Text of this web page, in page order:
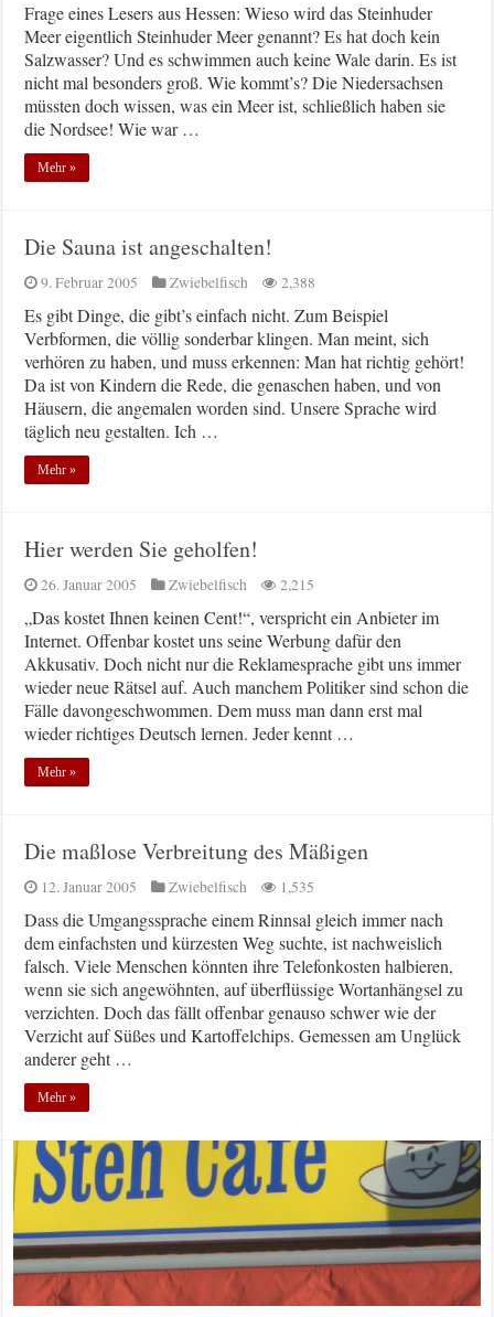
Frage eines Lesers aus Hessen: Wieso wird das Steinhuder
Meer eigentlich Steinhuder Meer genannt? Es hat doch kein
Salzwasser? Und es schwimmen auch keine Wale darin. Es ist
nicht mal besonders groß. Wie kommt’s? Die Niedersachsen
müssten doch wissen, was ein Meer ist, schließlich haben sie
die Nordsee! Wie war …
Mehr »
Die Sauna ist angeschalten!
9. Februar 2005 Zwiebelfisch 2,388
Es gibt Dinge, die gibt’s einfach nicht. Zum Beispiel
Verbformen, die völlig sonderbar klingen. Man meint, sich
verhören zu haben, und muss erkennen: Man hat richtig gehört!
Da ist von Kindern die Rede, die genaschen haben, und von
Häusern, die angemalen worden sind. Unsere Sprache wird
täglich neu gestalten. Ich …
Mehr »
Hier werden Sie geholfen!
26. Januar 2005 Zwiebelfisch 2,215
„Das kostet Ihnen keinen Cent!“, verspricht ein Anbieter im
Internet. Offenbar kostet uns seine Werbung dafür den
Akkusativ. Doch nicht nur die Reklamesprache gibt uns immer
wieder neue Rätsel auf. Auch manchem Politiker sind schon die
Fälle davongeschwommen. Dem muss man dann erst mal
wieder richtiges Deutsch lernen. Jeder kennt …
Mehr »
Die maßlose Verbreitung des Mäßigen
12. Januar 2005 Zwiebelfisch 1,535
Dass die Umgangssprache einem Rinnsal gleich immer nach
dem einfachsten und kürzesten Weg suchte, ist nachweislich
falsch. Viele Menschen könnten ihre Telefonkosten halbieren,
wenn sie sich angewöhnten, auf überflüssige Wortanhängsel zu
verzichten. Doch das fällt offenbar genauso schwer wie der
Verzicht auf Süßes und Kartoffelchips. Gemessen am Unglück
anderer geht …
Mehr »